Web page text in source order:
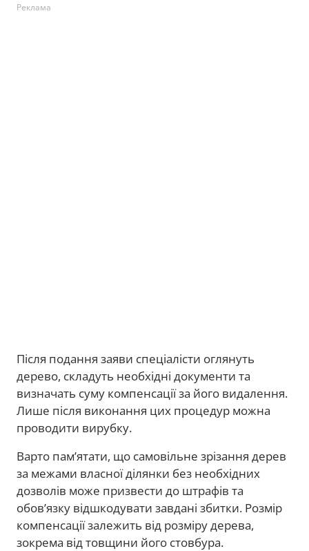
Реклама
Після подання заяви спеціалісти оглянуть
дерево, складуть необхідні документи та
визначать суму компенсації за його видалення.
Лише після виконання цих процедур можна
проводити вирубку.
Варто пам’ятати, що самовільне зрізання дерев
за межами власної ділянки без необхідних
дозволів може призвести до штрафів та
обов’язку відшкодувати завдані збитки. Розмір
компенсації залежить від розміру дерева,
зокрема від товщини його стовбура.